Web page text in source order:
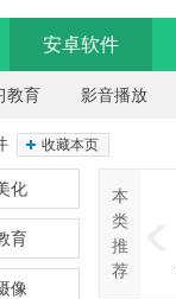
安卓软件
教育 影音播放
收藏本页
化
育
像
本
类
推
荐